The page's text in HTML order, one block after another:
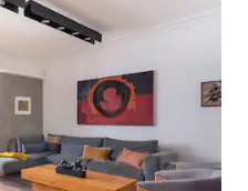
hóspedes